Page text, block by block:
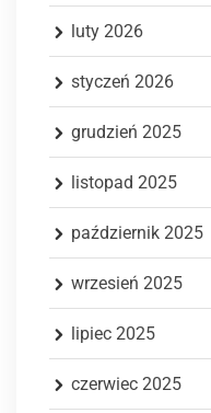
luty 2026
styczeń 2026
grudzień 2025
listopad 2025
październik 2025
wrzesień 2025
lipiec 2025
czerwiec 2025